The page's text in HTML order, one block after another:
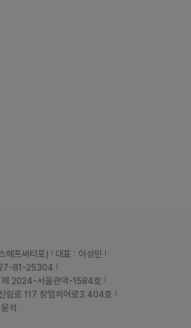
에프써티포)
대표 : 이성민
81-25304
제 2024-서울관악-1584호
림로 117 창업히어로3 404호
석